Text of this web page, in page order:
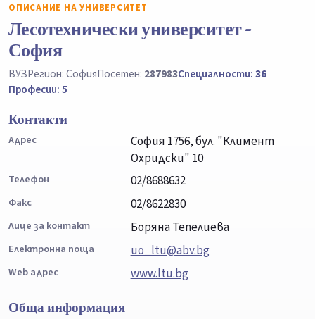
ОПИСАНИЕ НА УНИВЕРСИТЕТ
Лесотехнически университет -
София
ВУЗРегион: СофияПосетен: 287983Специалности:36
Професии:5
Контакти
Адрес
София 1756, бул. "Климент
Охридски" 10
Телефон 02/8688632
Факс 02/8622830
Лице за контакт Боряна Тепелиева
Електронна поща uo_ltu@abv.bg
Web адрес
www.ltu.bg
Обща информация